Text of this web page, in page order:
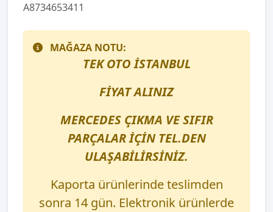
A8734653411
MAĞAZA NOTU:
TEK OTO İSTANBUL
FİYAT ALINIZ
MERCEDES ÇIKMA VE SIFIR
PARÇALAR İÇİN TEL.DEN
ULAŞABİLİRSİNİZ.
Kaporta ürünlerinde teslimden
sonra 14 gün. Elektronik ürünlerde